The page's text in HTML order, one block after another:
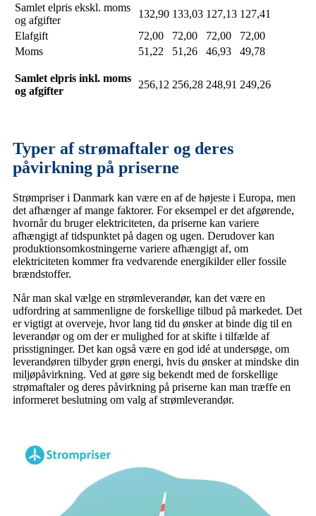
Samlet elpris ekskl. moms
og afgifter
132,90 133,03 127,13 127,41
Elafgift
72,00 72,00 72,00
72,00
Moms
51,22 51,26 46,93 49,78
Samlet elpris inkl. moms
og afgifter
256,12 256,28 248,91 249,26
Typer af strømaftaler og deres
påvirkning på priserne
Strømpriser i Danmark kan være en af de højeste i Europa, men
det afhænger af mange faktorer. For eksempel er det afgørende,
hvornår du bruger elektriciteten, da priserne kan variere
afhængigt af tidspunktet på dagen og ugen. Derudover kan
produktionsomkostningerne variere afhængigt af, om
elektriciteten kommer fra vedvarende energikilder eller fossile
brændstoffer.
Når man skal vælge en strømleverandør, kan det være en
udfordring at sammenligne de forskellige tilbud på markedet. Det
er vigtigt at overveje, hvor lang tid du ønsker at binde dig til en
leverandør og om der er mulighed for at skifte i tilfælde af
prisstigninger. Det kan også være en god idé at undersøge, om
leverandøren tilbyder grøn energi, hvis du ønsker at mindske din
miljøpåvirkning. Ved at gøre sig bekendt med de forskellige
strømaftaler og deres påvirkning på priserne kan man træffe en
informeret beslutning om valg af strømleverandør.